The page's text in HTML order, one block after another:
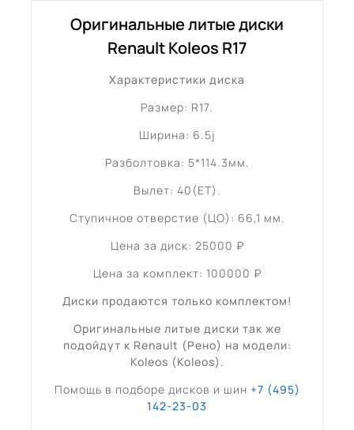
Оригинальные литые диски
Renault Koleos R17
Характеристики диска
Размер: R17.
Ширина: 6.5j
Разболтовка: 5*114.3мм.
Вылет: 40(ET).
Ступичное отверстие (ЦО): 66,1 мм.
Цена за диск: 25000 ₽
Цена за комплект: 100000 ₽
Диски продаются только комплектом!
Оригинальные литые диски так же
подойдут к Renault (Рено) на модели:
Koleos (Koleos).
Помощь в подборе дисков и шин +7 (495)
142-23-03